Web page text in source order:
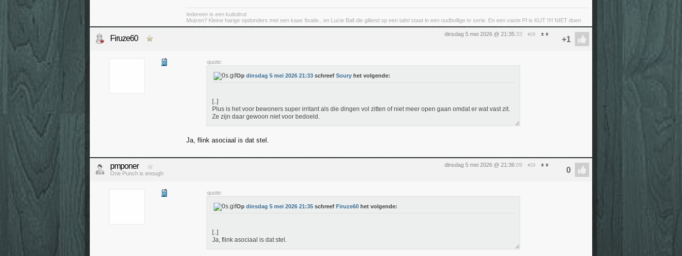
Iedereen is een kutlultrut
Muizen? Kleine harige opdonders met een kaas fixatie., en Lucie Ball die gillend op een tafel staat in een oudbollige tv serie. En een vaste PI is KUT !!!! NIET doen
dinsdag 5 mei 2026 @ 21:35:33 #28
Firuze60
quote:
Op dinsdag 5 mei 2026 21:33 schreef Soury het volgende:
[..]
Plus is het voor bewoners super irritant als die dingen vol zitten of niet meer open gaan omdat er wat vast zit.
Ze zijn daar gewoon niet voor bedoeld.
Ja, flink asociaal is dat stel.
dinsdag 5 mei 2026 @ 21:36:09 #29
pmponer
One Punch is enough
quote:
Op dinsdag 5 mei 2026 21:35 schreef Firuze60 het volgende:
[..]
Ja, flink asociaal is dat stel.